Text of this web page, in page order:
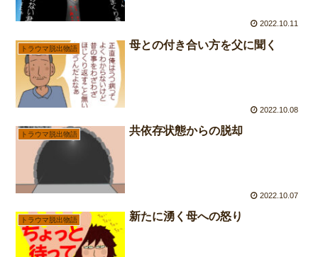
2022.10.11
トラウマ脱出物語 母との付き合い方を父に聞く
2022.10.08
トラウマ脱出物語 共依存状態からの脱却
2022.10.07
トラウマ脱出物語 新たに湧く母への怒り